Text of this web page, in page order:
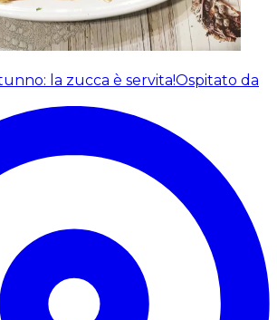
la zucca è servita!Ospitato da